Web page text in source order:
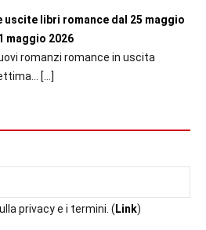
uscite libri romance dal 25 maggio
maggio 2026
romanzi romance in uscita
[…]
privacy e i termini. ( Link)